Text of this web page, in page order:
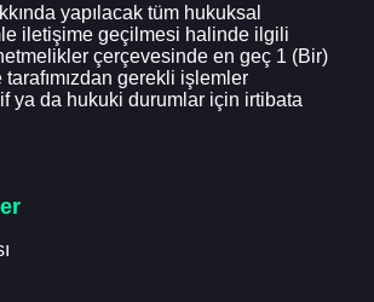
yapılacak tüm hukuksal
iletişime geçilmesi halinde ilgili
çerçevesinde en geç 1 (Bir)
gerekli işlemler
ya da hukuki durumlar için irtibata